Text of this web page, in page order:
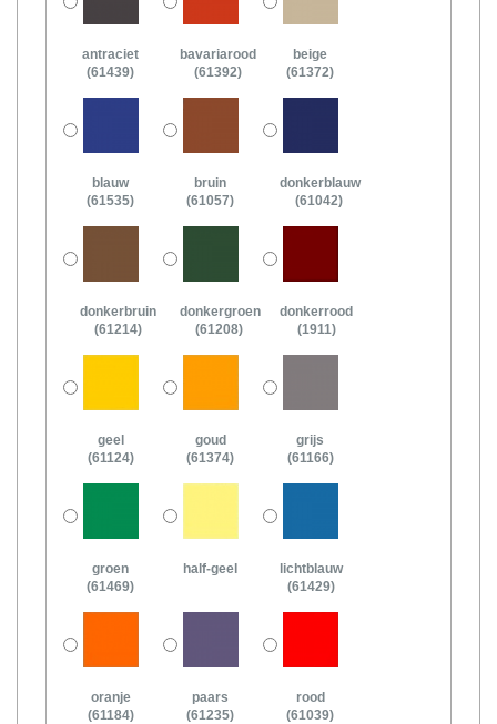
antraciet
(61439)
bavariarood
(61392)
beige
(61372)
blauw
(61535)
bruin
(61057)
donkerblauw
(61042)
donkerbruin
(61214)
donkergroen
(61208)
donkerrood
(1911)
geel
(61124)
goud
(61374)
grijs
(61166)
groen
(61469)
half-geel
lichtblauw
(61429)
oranje
(61184)
paars
(61235)
rood
(61039)